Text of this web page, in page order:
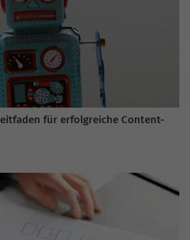
für erfolgreiche Content-